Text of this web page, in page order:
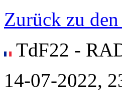
Zurück zu
TdF22 -
14-07-2022,